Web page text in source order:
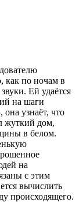
как по ночам в
Ей удаётся
на шаги
узнаёт, что
жуткий дом,
в белом.
на
с этим
вычислить
происходящего.